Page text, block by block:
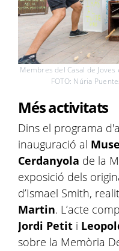
Membres del Casal de
FOTO: Núria
Més activitats
Dins el programa
inauguració al
Cerdanyola de la
exposició dels
d’Ismael Smith,
Martin. L’acte
Jordi Petit i
sobre la Memòria